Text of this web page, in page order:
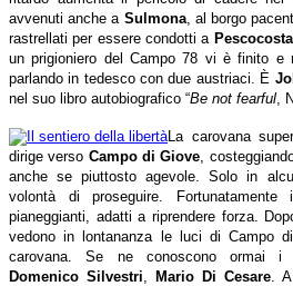
avvenuti anche a Sulmona, al borgo
rastrellati per essere condotti a
un prigioniero del Campo 78 vi è finito e
parlando in tedesco con due austriaci. È
nel suo libro autobiografico “Be not fearful ,
La carovana
dirige verso Campo di Giove ,
anche se piuttosto agevole. Solo in
volontà di proseguire.
pianeggianti, adatti a riprendere forza.
vedono in lontananza le luci di Campo
carovana. Se ne conoscono ormai i
Domenico Silvestri
Mario Di Cesare .